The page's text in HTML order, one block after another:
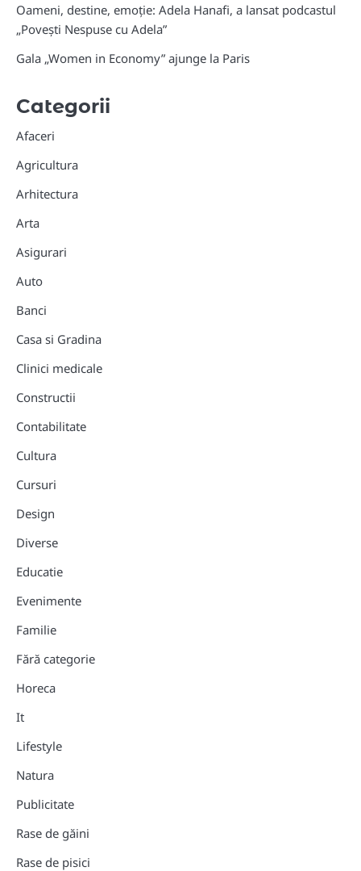
Oameni, destine, emoție: Adela Hanafi, a lansat podcastul
„Povești Nespuse cu Adela”
Gala „Women in Economy” ajunge la Paris
Categorii
Afaceri
Agricultura
Arhitectura
Arta
Asigurari
Auto
Banci
Casa si Gradina
Clinici medicale
Constructii
Contabilitate
Cultura
Cursuri
Design
Diverse
Educatie
Evenimente
Familie
Fără categorie
Horeca
It
Lifestyle
Natura
Publicitate
Rase de găini
Rase de pisici